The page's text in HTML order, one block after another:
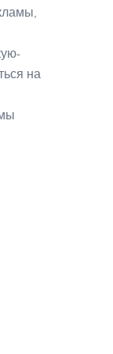
на